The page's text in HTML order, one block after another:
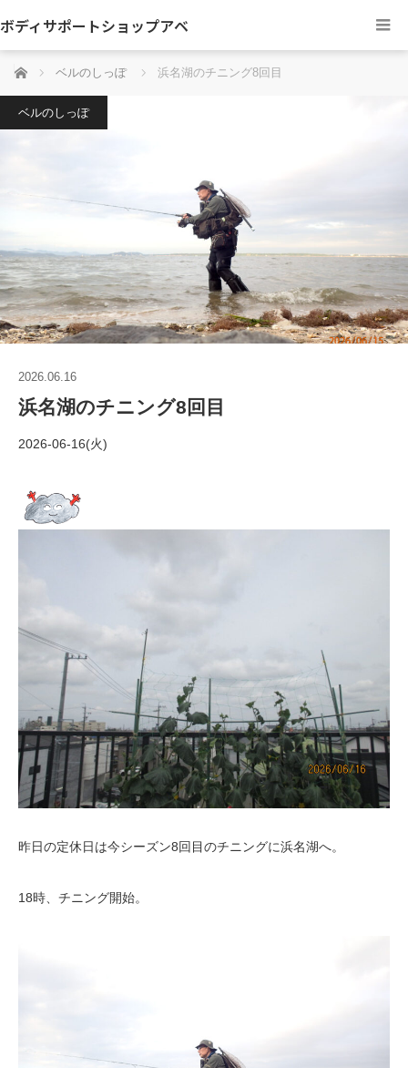
ボディサポートショップアベ
ホーム ベルのしっぽ 浜名湖のチニング8回目
ベルのしっぽ
2026.06.16
浜名湖のチニング8回目
2026-06-16(火)
昨日の定休日は今シーズン8回目のチニングに浜名湖へ。
18時、チニング開始。